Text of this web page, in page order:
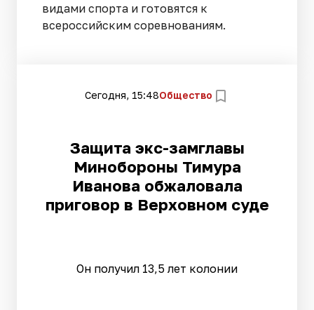
видами спорта и готовятся к
всероссийским соревнованиям.
Сегодня, 15:48Общество
Защита экс-замглавы
Минобороны Тимура
Иванова обжаловала
приговор в Верховном суде
Он получил 13,5 лет колонии